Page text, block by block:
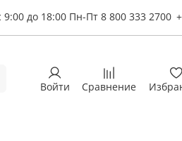
9:00 до 18:00 Пн-Пт 8 800 333 2700
Войти Сравнение